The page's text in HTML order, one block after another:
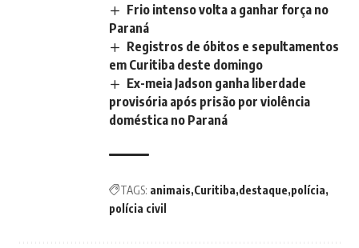
Frio intenso volta a ganhar força no
Paraná
Registros de óbitos e sepultamentos
em Curitiba deste domingo
Ex-meia Jadson ganha liberdade
provisória após prisão por violência
doméstica no Paraná
TAGS: animais Curitiba destaque polícia
polícia civil